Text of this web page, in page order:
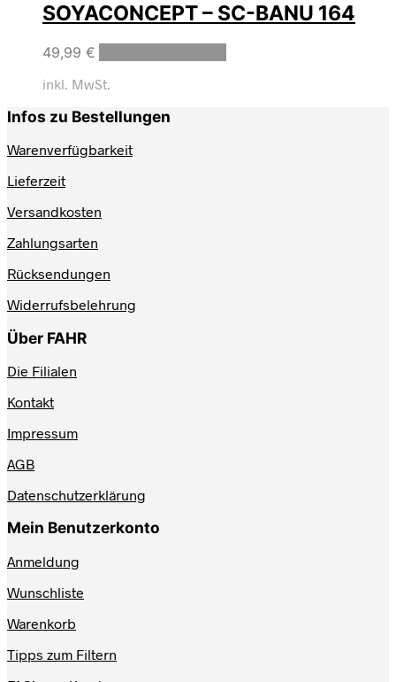
SOYACONCEPT – SC-BANU 164
49,99 €
inkl. MwSt.
Infos zu Bestellungen
Warenverfügbarkeit
Lieferzeit
Versandkosten
Zahlungsarten
Rücksendungen
Widerrufsbelehrung
Über FAHR
Die Filialen
Kontakt
Impressum
AGB
Datenschutzerklärung
Mein Benutzerkonto
Anmeldung
Wunschliste
Warenkorb
Tipps zum Filtern